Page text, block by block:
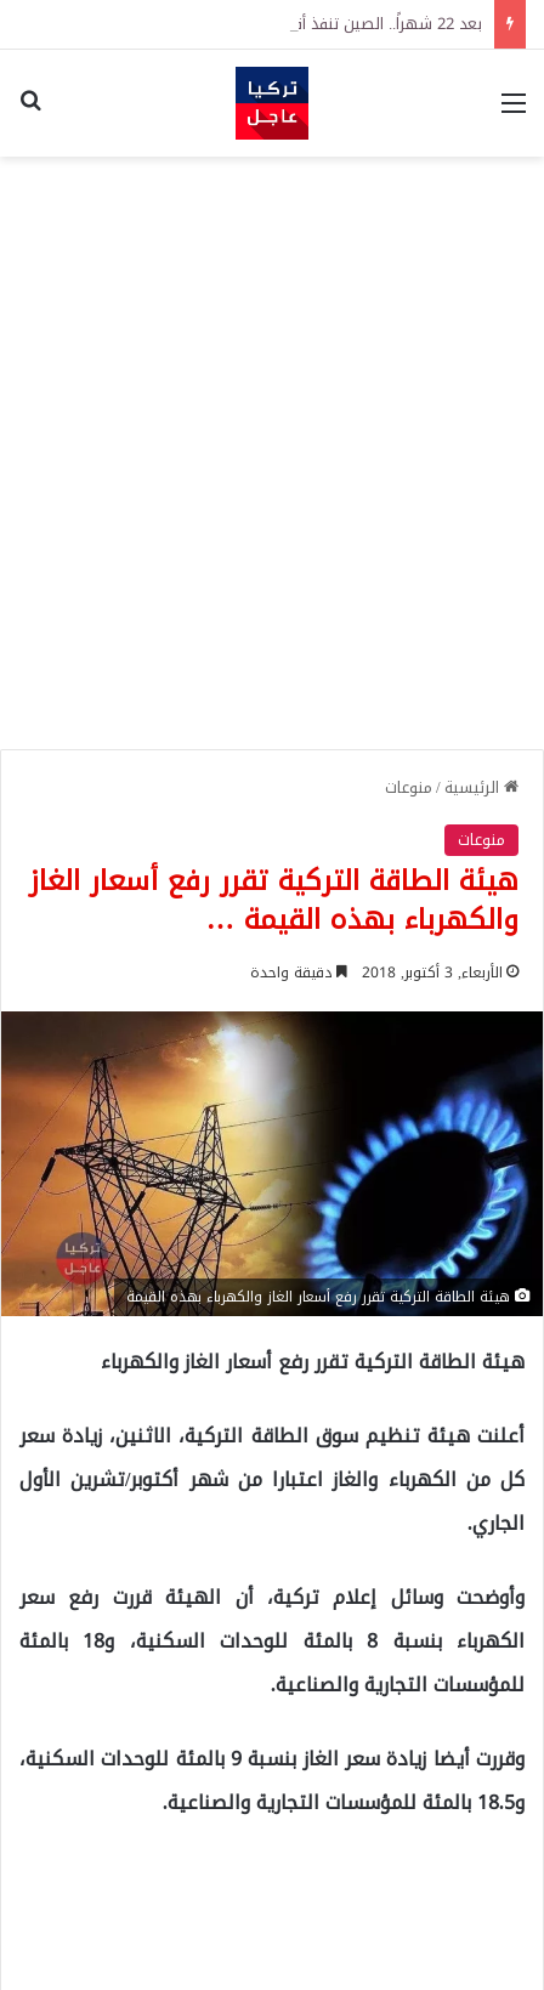
القائمة
الرئيسية/منوعات
منوعات
هيئة الطاقة التركية تقرر رفع أسعار الغاز
والكهرباء بهذه القيمة …
الأربعاء, 3 أكتوبر, 2018 دقيقة واحدة
هيئة الطاقة التركية تقرر رفع أسعار الغاز والكهرباء بهذه القيمة
هيئة الطاقة التركية تقرر رفع أسعار الغاز والكهرباء
أعلنت هيئة تنظيم سوق الطاقة التركية، الاثنين، زيادة سعر
كل من الكهرباء والغاز اعتبارا من شهر أكتوبر/تشرين الأول
الجاري.
وأوضحت وسائل إعلام تركية، أن الهيئة قررت رفع سعر
الكهرباء بنسبة 8 بالمئة للوحدات السكنية، و18 بالمئة
للمؤسسات التجارية والصناعية.
وقررت أيضا زيادة سعر الغاز بنسبة 9 بالمئة للوحدات السكنية،
و18.5 بالمئة للمؤسسات التجارية والصناعية.